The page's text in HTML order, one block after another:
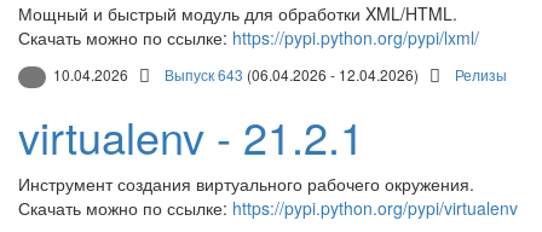
Мощный и быстрый модуль для обработки XML/HTML.
Скачать можно по ссылке: https://pypi.python.org/pypi/lxml/
10.04.2026 Выпуск 643 (06.04.2026 - 12.04.2026) Релизы
virtualenv - 21.2.1
Инструмент создания виртуального рабочего окружения.
Скачать можно по ссылке: https://pypi.python.org/pypi/virtualenv